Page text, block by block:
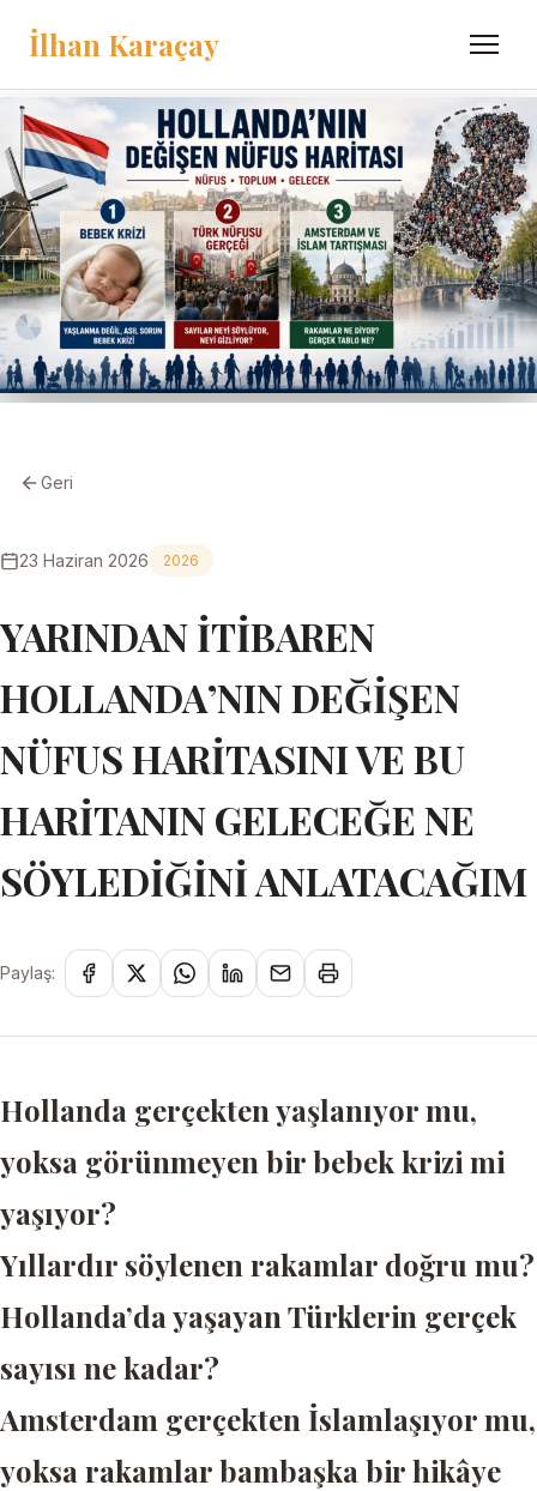
İlhan Karaçay Menü
Geri
23 Haziran 2026 2026
YARINDAN İTİBAREN
HOLLANDA’NIN DEĞİŞEN
NÜFUS HARİTASINI VE BU
HARİTANIN GELECEĞE NE
SÖYLEDİĞİNİ ANLATACAĞIM
Paylaş:
Hollanda gerçekten yaşlanıyor mu,
yoksa görünmeyen bir bebek krizi mi
yaşıyor?
Yıllardır söylenen rakamlar doğru mu?
Hollanda’da yaşayan Türklerin gerçek
sayısı ne kadar?
Amsterdam gerçekten İslamlaşıyor mu,
yoksa rakamlar bambaşka bir hikâye